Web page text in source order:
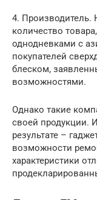
4. Производитель.
количество
однодневками с
покупателей
блеском,
возможностями.
Однако такие
своей продукции.
результате –
возможности
характеристики